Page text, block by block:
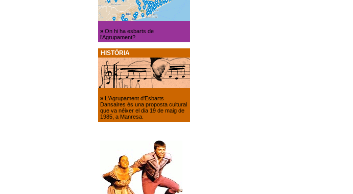
»On hi ha esbarts de
l’Agrupament?
HISTÒRIA
» L'Agrupament d'Esbarts
Dansaires és una proposta cultural
que va néixer el dia 19 de maig de
1985, a Manresa.